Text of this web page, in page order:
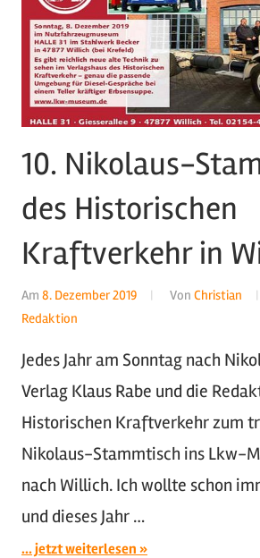
10. Nikolaus-
des Historischen
Kraftverkehr in
Am 8. Dezember 2019 Von Christian
Redaktion
Jedes Jahr am Sonntag nach
Verlag Klaus Rabe und die
Historischen Kraftverkehr zum
Nikolaus-Stammtisch ins Lkw-
nach Willich. Ich wollte schon
und dieses Jahr …
... jetzt weiterlesen